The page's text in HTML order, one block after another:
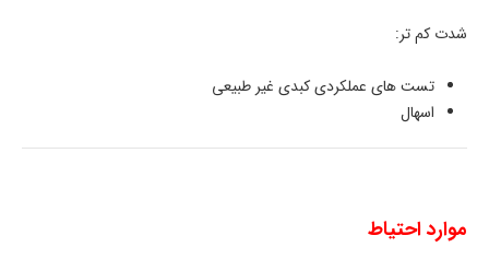
شدت کم تر:
تست های عملکردی کبدی غیر طبیعی
اسهال
موارد احتیاط